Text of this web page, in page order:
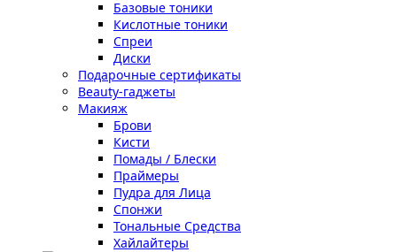
Базовые тоники
Кислотные тоники
Спреи
Диски
Подарочные сертификаты
Beauty-гаджеты
Макияж
Брови
Кисти
Помады / Блески
Праймеры
Пудра для Лица
Спонжи
Тональные Средства
Хайлайтеры